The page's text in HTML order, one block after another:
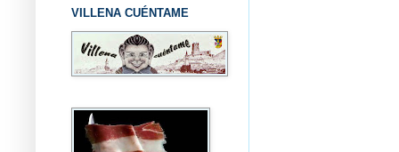
VILLENA CUÉNTAME